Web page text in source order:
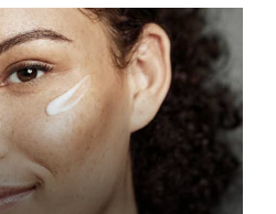
mierzy się z
starzejącym
i rosnącą liczbą pacjentów,
kadrowych. W tych
pracy...